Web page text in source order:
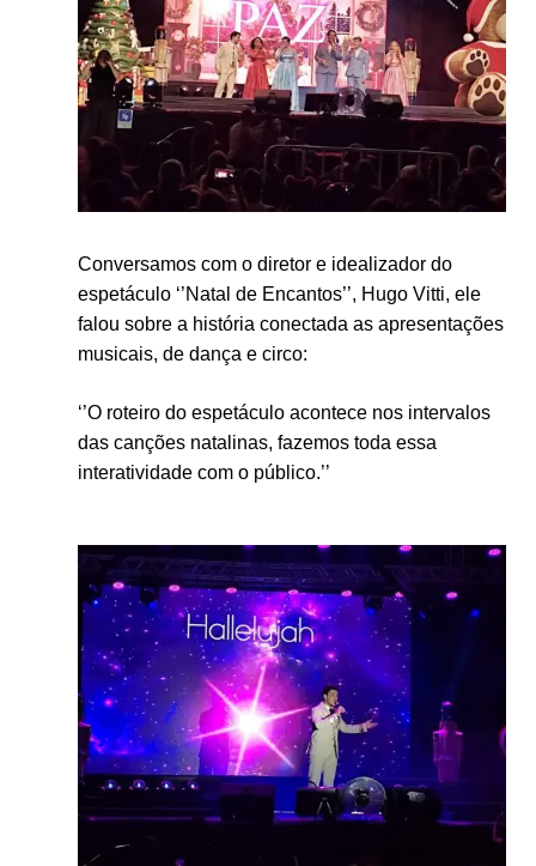
Conversamos com o diretor e idealizador do
espetáculo ‘’Natal de Encantos’’, Hugo Vitti, ele
falou sobre a história conectada as apresentações
musicais, de dança e circo:
‘’O roteiro do espetáculo acontece nos intervalos
das canções natalinas, fazemos toda essa
interatividade com o público.’’